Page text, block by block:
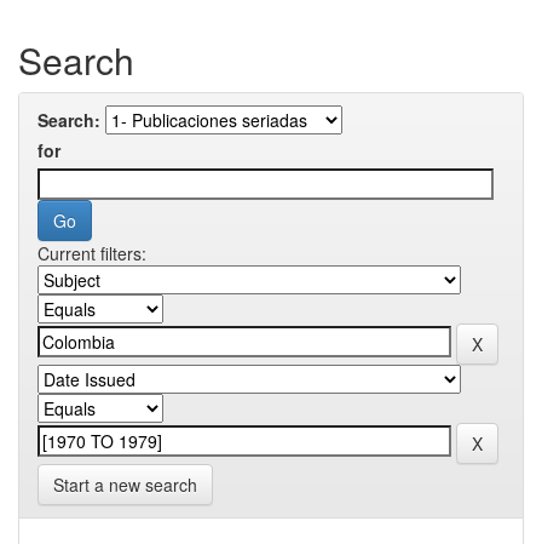
Search
Search:
for
Current filters:
Start a new search